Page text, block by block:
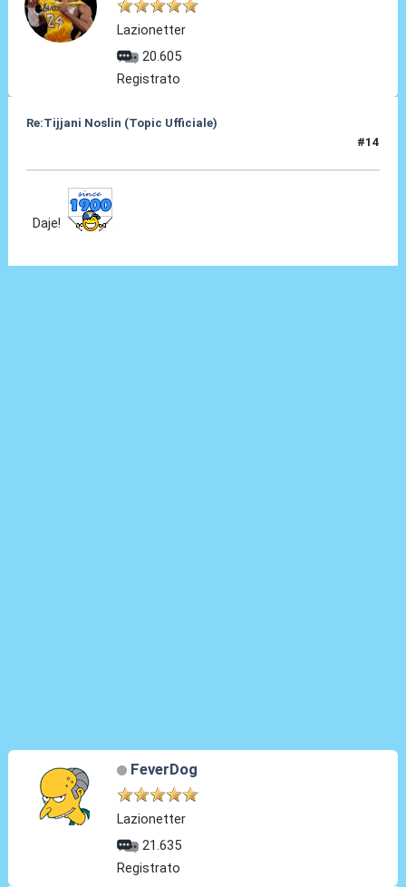
Lazionetter
20.605
Registrato
Re:Tijjani Noslin (Topic Ufficiale)
#14
Daje!
FeverDog
Lazionetter
21.635
Registrato